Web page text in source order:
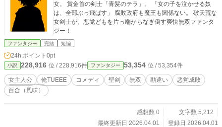
女。 賞金首の剣士「青髪のテラ」。 「女の子を泣かせる奴
は、全部ぶっ飛ばす」 腐敗政府も魔王も関係ない。 破天荒な
女剣士が、悪党どもを片っ端からなぎ倒す爽快無双ファンタ
ジー！
ファンタジー 完結 短編
24h.ポイント 0pt
小説 228,916 位 / 228,916件 ファンタジー 53,354 位 / 53,354件
女主人公 俺TUEEE コメディ 聖剣 無双 勘違い
悪党成敗
百合（風味）
感想数 0
文字数 5,212
最終更新日 2026.04.01
登録日 2026.04.01